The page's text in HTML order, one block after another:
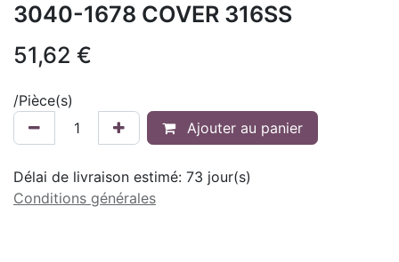
3040-1678 COVER 316SS
51,62 €
/Pièce(s)
Ajouter au panier
Délai de livraison estimé: 73 jour(s)
Conditions générales